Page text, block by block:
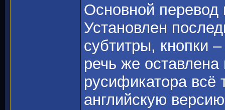
Основной перевод
Установлен
субтитры, кнопки
речь же оставлена
русификатора всё
английскую